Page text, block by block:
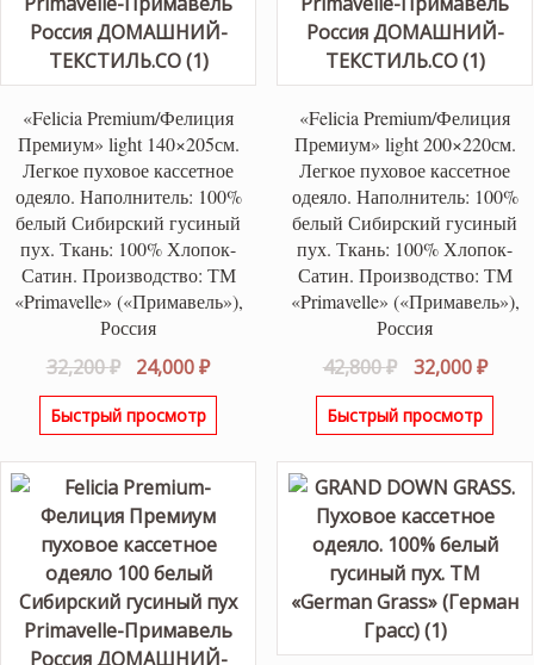
«Felicia Premium/Фелиция
Премиум» light 140×205см.
Легкое пуховое кассетное
одеяло. Наполнитель: 100%
белый Сибирский гусиный
пух. Ткань: 100% Хлопок-
Сатин. Производство: ТМ
«Primavelle» («Примавель»),
Россия
32,200₽
Первоначальная
цена
составляла
24,000₽Текущая
цена:
Быстрый просмотр
«Felicia Premium/Фелиция
Премиум» light 200×220см.
Легкое пуховое кассетное
одеяло. Наполнитель: 100%
белый Сибирский гусиный
пух. Ткань: 100% Хлопок-
Сатин. Производство: ТМ
«Primavelle» («Примавель»),
Россия
42,800₽
цена
составляла
32,000₽
Быстрый просмотр